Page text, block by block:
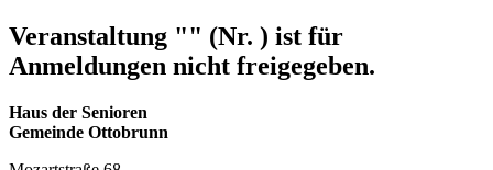
Veranstaltung "" (Nr. ) ist für
Anmeldungen nicht freigegeben.
Haus der Senioren
Gemeinde Ottobrunn